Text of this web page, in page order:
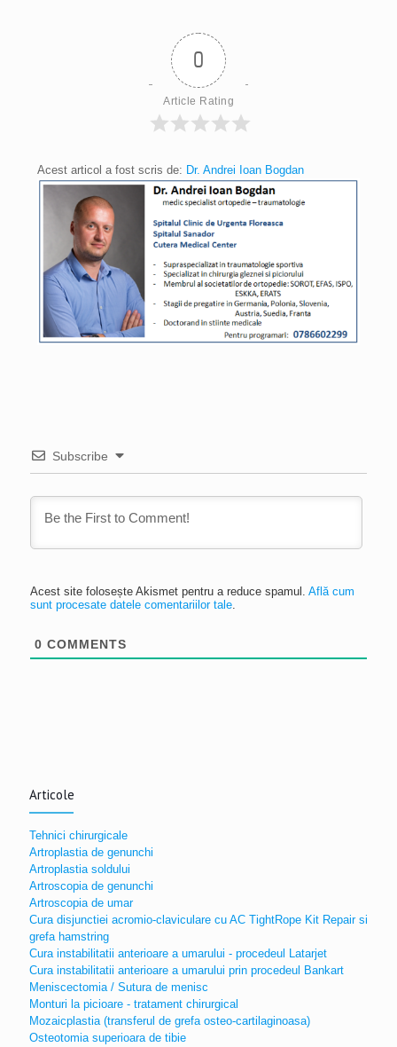
0
Article Rating
Acest articol a fost scris de: Dr. Andrei Ioan Bogdan
Subscribe
Acest site folosește Akismet pentru a reduce spamul. Află cum
sunt procesate datele comentariilor tale.
0 COMMENTS
Articole
Tehnici chirurgicale
Artroplastia de genunchi
Artroplastia soldului
Artroscopia de genunchi
Artroscopia de umar
Cura disjunctiei acromio-claviculare cu AC TightRope Kit Repair si
grefa hamstring
Cura instabilitatii anterioare a umarului - procedeul Latarjet
Cura instabilitatii anterioare a umarului prin procedeul Bankart
Meniscectomia / Sutura de menisc
Monturi la picioare - tratament chirurgical
Mozaicplastia (transferul de grefa osteo-cartilaginoasa)
Osteotomia superioara de tibie